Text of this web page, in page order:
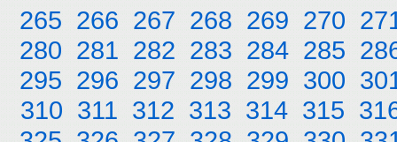
265 266 267 268 269 270
280 281 282 283 284 285
295 296 297 298 299 300
310 311 312 313 314 315